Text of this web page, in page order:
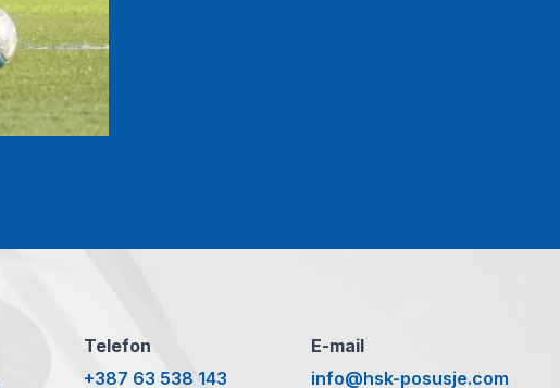
Telefon
+387 63 538 143
E-mail
info@hsk-posusje.com